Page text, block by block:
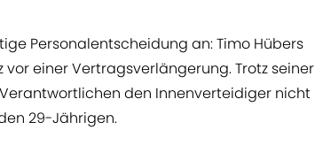
Personalentscheidung an: Timo Hübers
vor einer Vertragsverlängerung. Trotz seiner
den Innenverteidiger nicht
29-Jährigen.